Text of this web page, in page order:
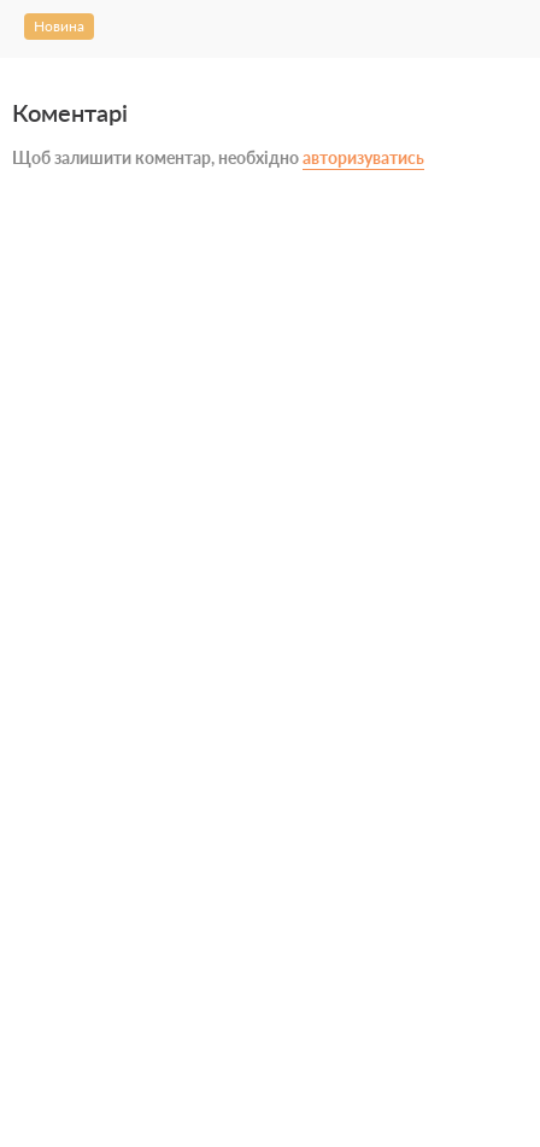
Новина
Коментарі
Щоб залишити коментар, необхідноавторизуватись